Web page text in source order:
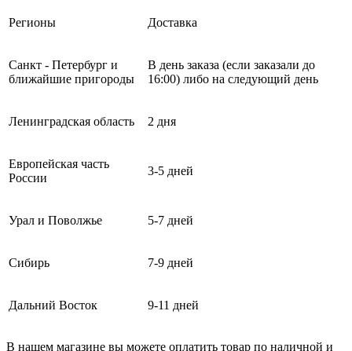
Регионы Доставка
Санкт - Петербург и
ближайшие пригороды
В день заказа (если заказали до
16:00) либо на следующий день
Ленинградская область 2 дня
Европейская часть
России
3-5 дней
Урал и Поволжье 5-7 дней
Сибирь 7-9 дней
Дальний Восток 9-11 дней
В нашем магазине вы можете оплатить товар по наличной и